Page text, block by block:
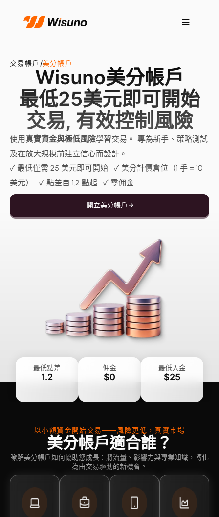
交易帳戶 /美分帳戶
Wisuno美分帳戶
最低25美元即可開始
交易, 有效控制風險
使用 真實資金與極低風險學習交易。 專為新手、策略測試
及在放大規模前建立信心而設計。
✓ 最低僅需 25 美元即可開始 ✓ 美分計價倉位（1 手 = 10
美元） ✓ 點差自 1.2 點起 ✓ 零佣金
開立美分帳戶
最低點差
1.2
佣金
$0
最低入金
$25
以小額資金開始交易——風險更低，真實市場
美分帳戶適合誰？
瞭解美分帳戶如何協助您成長：將流量、影響力與專業知識，轉化
為由交易驅動的新機會。